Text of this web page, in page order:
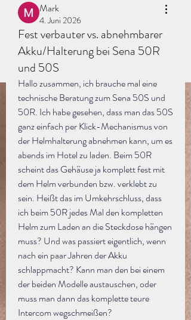
Mark
4. Juni 2026
Fest verbauter vs. abnehmbarer
Akku/Halterung bei Sena 50R
und 50S
Hallo zusammen, ich brauche mal eine
technische Beratung zum Sena 50S und
50R. Ich habe gesehen, dass man das 50S
ganz einfach per Klick-Mechanismus von
der Helmhalterung abnehmen kann, um es
abends im Hotel zu laden. Beim 50R
scheint das Gehäuse ja komplett fest mit
dem Helm verbunden bzw. verklebt zu
sein. Heißt das im Umkehrschluss, dass
ich beim 50R jedes Mal den kompletten
Helm zum Laden an die Steckdose hängen
muss? Und was passiert eigentlich, wenn
nach ein paar Jahren der Akku
schlappmacht? Kann man den bei einem
der beiden Modelle austauschen, oder
muss man dann das komplette teure
Intercom wegschmeißen?